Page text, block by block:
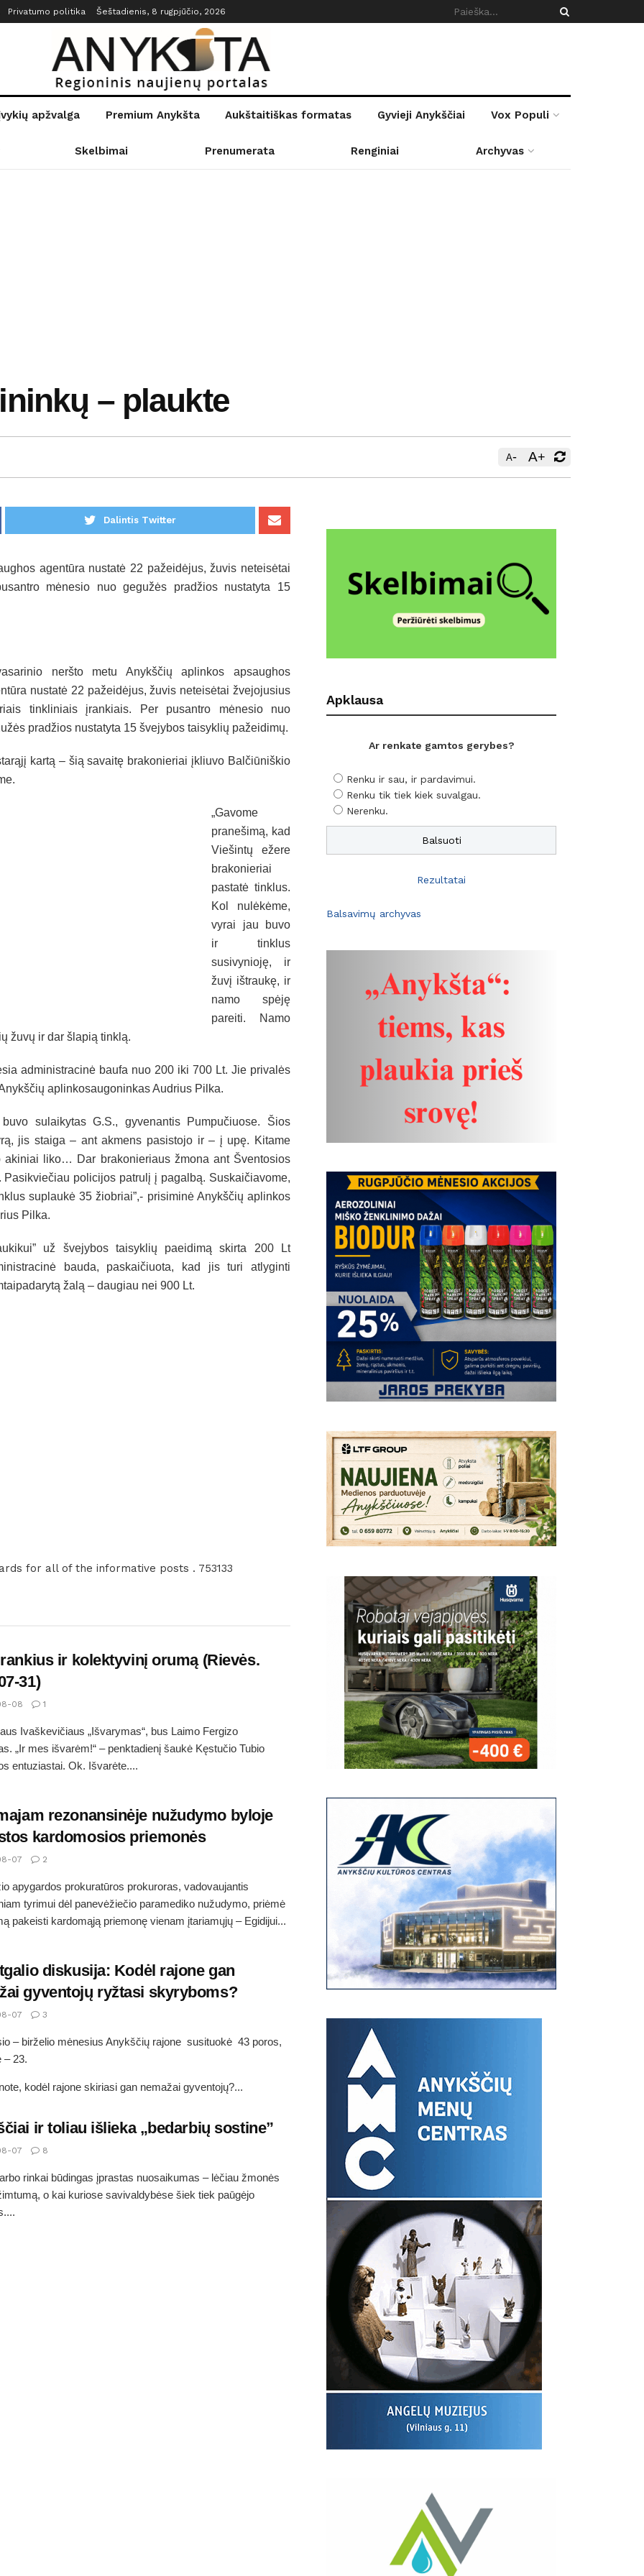
Privatumo politika Šeštadienis, 8 rugpjūčio, 2026
apžvalga Premium Anykšta Aukštaitiškas formatas Gyvieji Anykščiai Vox Populi
Skelbimai Prenumerata Renginiai Archyvas
– plaukte
A- A+
Dalintis Twitter
agentūra nustatė 22 pažeidėjus, žuvis neteisėtai
mėnesio nuo gegužės pradžios nustatyta 15
neršto metu Anykščių aplinkos apsaughos
nustatė 22 pažeidėjus, žuvis neteisėtai žvejojusius
tinkliniais įrankiais. Per pusantro mėnesio nuo
pradžios nustatyta 15 švejybos taisyklių pažeidimų.
kartą – šią savaitę brakonieriai įkliuvo Balčiūniškio
„Gavome
pranešimą, kad
Viešintų ežere
brakonieriai
pastatė tinklus.
Kol nulėkėme,
vyrai jau buvo
ir tinklus
susivynioję, ir
žuvį ištraukę, ir
namo spėję
pareiti. Namo
žuvų ir dar šlapią tinklą.
administracinė baufa nuo 200 iki 700 Lt. Jie privalės
aplinkosaugoninkas Audrius Pilka.
sulaikytas G.S., gyvenantis Pumpučiuose. Šios
jis staiga – ant akmens pasistojo ir – į upę. Kitame
liko… Dar brakonieriaus žmona ant Šventosios
policijos patrulį į pagalbą. Suskaičiavome,
suplaukė 35 žiobriai”,- prisiminė Anykščių aplinkos
Pilka.
už švejybos taisyklių paeidimą skirta 200 Lt
bauda, paskaičiuota, kad jis turi atlyginti
žalą – daugiau nei 900 Lt.
for all of the informative posts . 753133
ir kolektyvinį orumą (Rievės.
31)
08 1
Ivaškevičiaus „Išvarymas“, bus Laimo Fergizo
„Ir mes išvarėm!“ – penktadienį šaukė Kęstučio Tubio
entuziastai. Ok. Išvarėte....
rezonansinėje nužudymo byloje
kardomosios priemonės
07 2
apygardos prokuratūros prokuroras, vadovaujantis
tyrimui dėl panevėžiečio paramediko nužudymo, priėmė
pakeisti kardomąją priemonę vienam įtariamųjų – Egidijui...
diskusija: Kodėl rajone gan
gyventojų ryžtasi skyryboms?
07 3
– birželio mėnesius Anykščių rajone susituokė 43 poros,
– 23.
kodėl rajone skiriasi gan nemažai gyventojų?...
ir toliau išlieka „bedarbių sostine”
07 8
rinkai būdingas įprastas nuosaikumas – lėčiau žmonės
o kai kuriose savivaldybėse šiek tiek paūgėjo
Apklausa
Ar renkate gamtos gerybes?
Renku ir sau, ir pardavimui.
Renku tik tiek kiek suvalgau.
Nerenku.
Rezultatai
Balsavimų archyvas